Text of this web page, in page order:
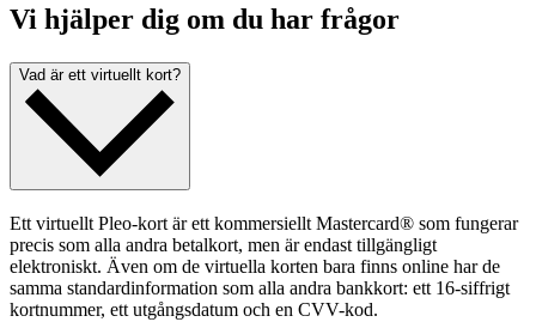
Vi hjälper dig om du har frågor
Vad är ett virtuellt kort?
Ett virtuellt Pleo-kort är ett kommersiellt Mastercard® som fungerar
precis som alla andra betalkort, men är endast tillgängligt
elektroniskt. Även om de virtuella korten bara finns online har de
samma standardinformation som alla andra bankkort: ett 16-siffrigt
kortnummer, ett utgångsdatum och en CVV-kod.